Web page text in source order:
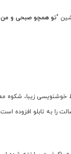
"تو همچو صبحی و
خط خوشنویسی زیبا،
را به تابلو افزوده